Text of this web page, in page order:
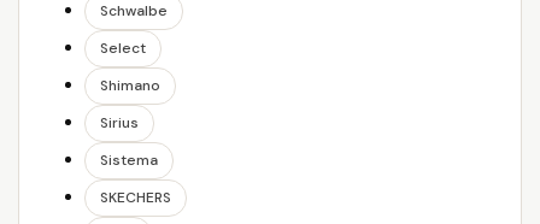
Schwalbe
Select
Shimano
Sirius
Sistema
SKECHERS